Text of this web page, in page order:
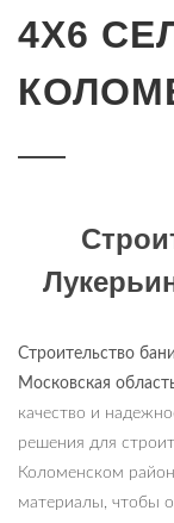
4Х6
Строительство
Московская
качество и
решения для
Коломенском
материалы, чтобы